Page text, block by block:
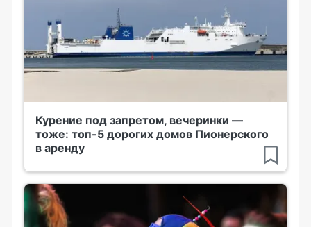
Курение под запретом, вечеринки —
тоже: топ-5 дорогих домов Пионерского
в аренду